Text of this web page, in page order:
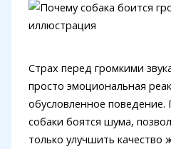
Страх перед громкими
просто эмоциональная
обусловленное
собаки боятся шума,
только улучшить